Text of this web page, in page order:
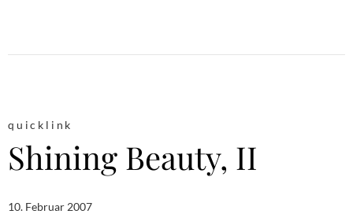
quicklink
Shining Beauty, II
10. Februar 2007